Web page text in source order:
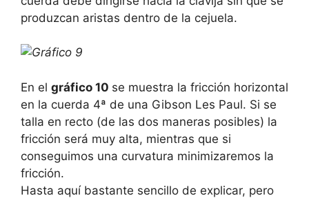
produzcan aristas dentro de la cejuela.
En el gráfico 10 se muestra la fricción horizontal
en la cuerda 4ª de una Gibson Les Paul. Si se
talla en recto (de las dos maneras posibles) la
fricción será muy alta, mientras que si
conseguimos una curvatura minimizaremos la
fricción.
Hasta aquí bastante sencillo de explicar, pero